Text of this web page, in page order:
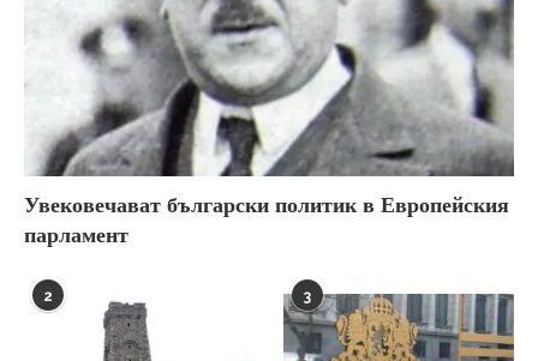
Увековечават български политик в Европейския
парламент
2 3